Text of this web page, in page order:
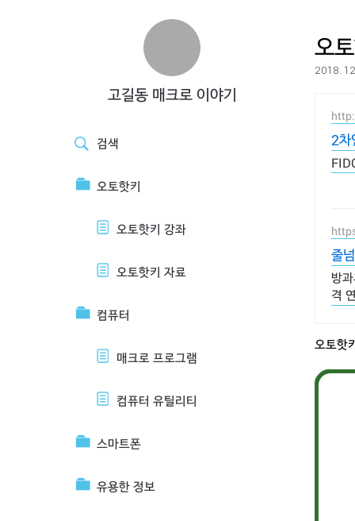
고길동 매크로 이야기
검색
오토핫키
오토핫키 강좌
오토핫키 자료
컴퓨터
매크로 프로그램
컴퓨터 유틸리티
스마트폰
유용한 정보
오
2018.
2차
줄
방
격
오토핫